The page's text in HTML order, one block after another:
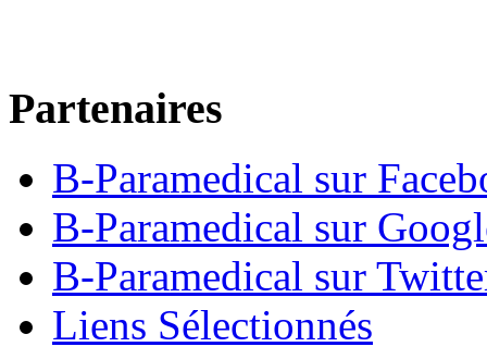
Partenaires
B-Paramedical sur
B-Paramedical sur
B-Paramedical sur
Liens Sélectionnés